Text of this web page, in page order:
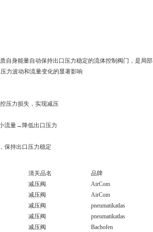
自身能量自动保持出口压力稳定的流体控制阀门，是局部
力波动和流量变化的显著影响
压力损失，实现减压
流量→降低出口压力
保持出口压力稳定
清关品名
品牌
减压阀
AirCom
减压阀
AirCom
减压阀
pneumatikatlas
减压阀
pneumatikatlas
减压阀
Bachofen